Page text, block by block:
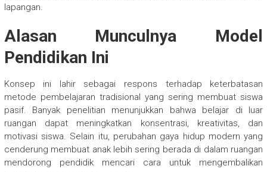
lapangan.
Alasan Munculnya Model
Pendidikan Ini
Konsep ini lahir sebagai respons terhadap keterbatasan
metode pembelajaran tradisional yang sering membuat siswa
pasif. Banyak penelitian menunjukkan bahwa belajar di luar
ruangan dapat meningkatkan konsentrasi, kreativitas, dan
motivasi siswa. Selain itu, perubahan gaya hidup modern yang
cenderung membuat anak lebih sering berada di dalam ruangan
mendorong pendidik mencari cara untuk mengembalikan